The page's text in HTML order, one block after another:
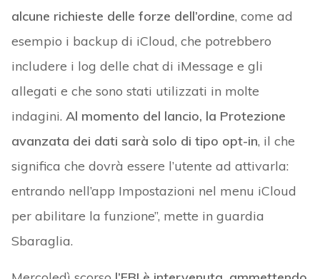
alcune richieste delle forze dell’ordine, come ad
esempio i backup di iCloud, che potrebbero
includere i log delle chat di iMessage e gli
allegati e che sono stati utilizzati in molte
indagini. Al momento del lancio, la Protezione
avanzata dei dati sarà solo di tipo opt-in, il che
significa che dovrà essere l’utente ad attivarla:
entrando nell’app Impostazioni nel menu iCloud
per abilitare la funzione”, mette in guardia
Sbaraglia.